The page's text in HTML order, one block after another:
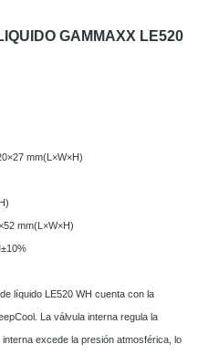
GAMMAXX LE520
mm(L×W×H)
mm(L×W×H)
líquido LE520 WH cuenta con la
La válvula interna regula la
excede la presión atmosférica, lo